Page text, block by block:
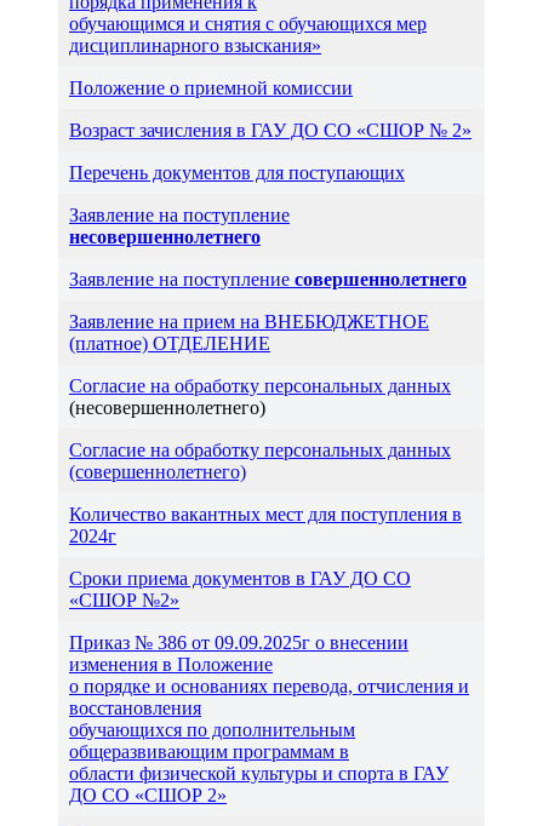
обучающимся и снятия с обучающихся мeр
дисциплинарного взыскания»
Положение о приемной комиссии
Возраст зачисления в ГАУ ДО СО «СШОР № 2»
Перечень документов для поступающих
Заявление на поступление
несовершеннолетнего
Заявление на поступление совершеннолетнего
Заявление на прием на ВНЕБЮДЖЕТНОЕ
(платное) ОТДЕЛЕНИЕ
Согласие на обработку персональных данных
(несовершеннолетнего)
Согласие на обработку персональных данных
(совершеннолетнего)
Количество вакантных мест для поступления в
2024г
Сроки приема документов в ГАУ ДО СО
«СШОР №2»
Приказ № 386 от 09.09.2025г о внесении
изменения в Положение
о порядке и основаниях перевода, отчисления и
восстановления
обучающихся по дополнительным
общеразвивающим программам в
области физической культуры и спорта в ГАУ
ДО СО «СШОР 2»